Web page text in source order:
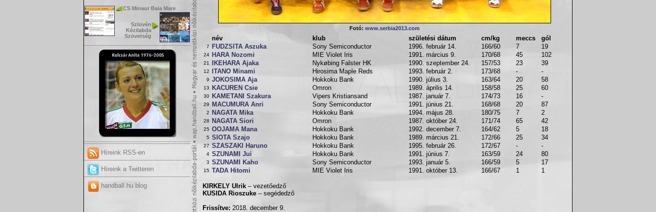
CS Minaur Baia Mare
Szlovén
Kézilabda
Szövetség
Híreink RSS-en
Híreink a Twitteren
handball.hu blog
Fotó: www.serbia2013.com
név klub születési dátum cm/kg meccs gól
7 FUDZSITA Aszuka Sony Semiconductor 1996. február 14. 166/60 7 19
24 HARA Nozomi MIE Violet Iris 1991. március 9. 170/68 45 102
21 IKEHARA Ajaka Nykøbing Falster HK 1990. szeptember 24. 157/53 23 39
12 ITANO Minami Hirosima Maple Reds 1993. február 2. 173/68 - -
9 JOKOSIMA Aja Hokkoku Bank 1990. július 3. 163/64 20 58
13 KACUREN Csie Omron 1989. április 14. 158/58 25 60
30 KAMETANI Szakura Vipers Kristiansand 1987. január 7. 174/73 16 -
29 MACUMURA Anri Sony Semiconductor 1991. június 21. 168/68 20 87
2 NAGATA Mika Hokkoku Bank 1994. május 28. 180/75 7 2
28 NAGATA Siori Omron 1987. október 24. 171/74 65 42
25 OOJAMA Mana Hokkoku Bank 1992. december 7. 164/62 5 18
5 SIOTA Szajo Hokkoku Bank 1989. március 21. 172/66 25 34
27 SZASZAKI Haruno Hokkoku Bank 1995. február 26. 172/67 - -
4 SZUNAMI Jui Hokkoku Bank 1991. június 7. 163/59 24 80
3 SZUNAMI Kaho Sony Semiconductor 1993. január 5. 166/59 5 17
15 TADA Hitomi MIE Violet Iris 1991. október 13. 166/67 1 1
KIRKELY Ulrik – vezetőedző
KUSIDA Rioszuke – segédedző
Frissítve: 2018. december 9.